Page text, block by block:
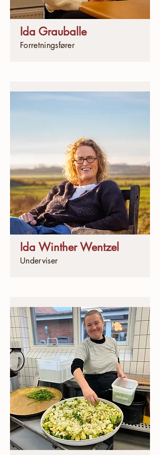
Ida Grauballe
Forretningsfører
Ida Winther Wentzel
Underviser